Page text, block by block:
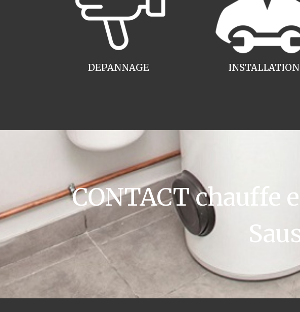
INSTALLATION
DEPANNAGE
CONTACT chauffe